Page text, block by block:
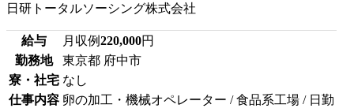
日研トータルソーシング株式会社
給与 月収例220,000円
勤務地
東京都 府中市
寮・社宅 なし
仕事内容 卵の加工・機械オペレーター / 食品系工場 / 日勤